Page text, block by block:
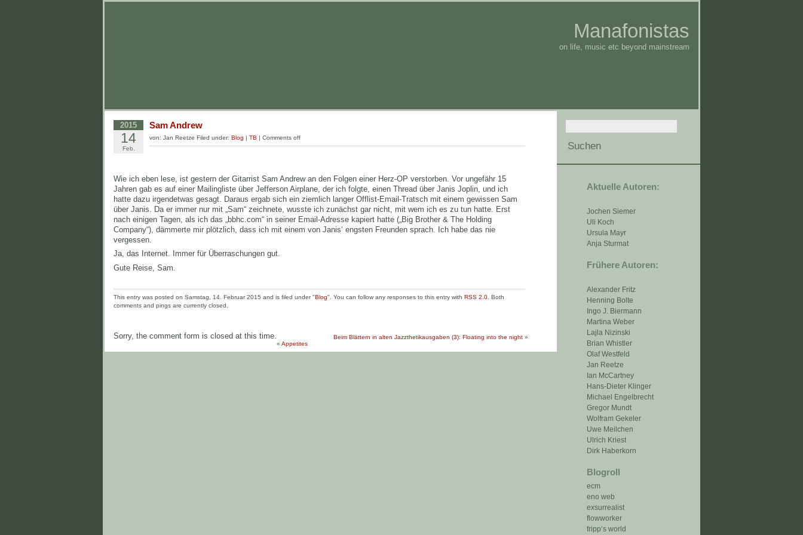
Manafonistas
on life, music etc beyond mainstream
Aktuelle Autoren:
Jochen Siemer
Uli Koch
Ursula Mayr
Anja Sturmat
Frühere Autoren:
Alexander Fritz
Henning Bolte
Ingo J. Biermann
Martina Weber
Lajla Nizinski
Brian Whistler
Olaf Westfeld
Jan Reetze
Ian McCartney
Hans-Dieter Klinger
Michael Engelbrecht
Gregor Mundt
Wolfram Gekeler
Uwe Meilchen
Ulrich Kriest
Dirk Haberkorn
Blogroll
ecm
eno web
exsurrealist
flowworker
fripp‘s world
2015
14
Feb.
Sam Andrew
von: Jan Reetze Filed under: Blog | TB | Comments off
Wie ich eben lese, ist gestern der Gitarrist Sam Andrew an den Folgen einer Herz-OP verstorben. Vor ungefähr 15
Jahren gab es auf einer Mailingliste über Jefferson Airplane, der ich folgte, einen Thread über Janis Joplin, und ich
hatte dazu irgendetwas gesagt. Daraus ergab sich ein ziemlich langer Offlist-Email-Tratsch mit einem gewissen Sam
über Janis. Da er immer nur mit „Sam“ zeichnete, wusste ich zunächst gar nicht, mit wem ich es zu tun hatte. Erst
nach einigen Tagen, als ich das „bbhc.com“ in seiner Email-Adresse kapiert hatte („Big Brother & The Holding
Company“), dämmerte mir plötzlich, dass ich mit einem von Janis‘ engsten Freunden sprach. Ich habe das nie
vergessen.
Ja, das Internet. Immer für Überraschungen gut.
Gute Reise, Sam.
This entry was posted on Samstag, 14. Februar 2015 and is filed under "Blog". You can follow any responses to this entry with RSS 2.0 . Both
comments and pings are currently closed.
Sorry, the comment form is closed at this time. Beim Blättern in alten Jazzthetikausgaben (3): Floating into the night »
« Appetites